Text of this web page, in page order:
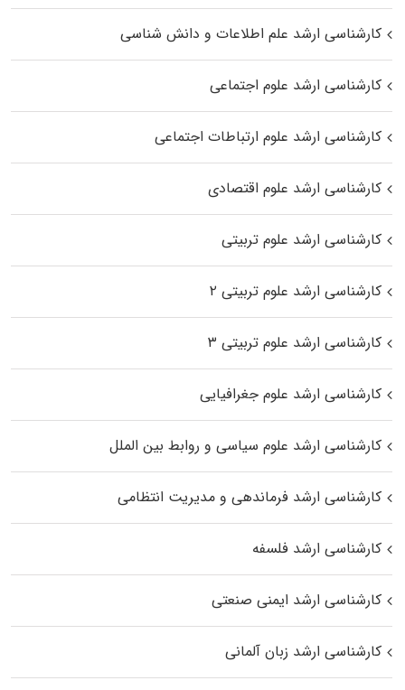
کارشناسی ارشد علم اطلاعات و دانش شناسی
کارشناسی ارشد علوم اجتماعی
کارشناسی ارشد علوم ارتباطات اجتماعی
کارشناسی ارشد علوم اقتصادی
کارشناسی ارشد علوم تربیتی
کارشناسی ارشد علوم تربیتی ۲
کارشناسی ارشد علوم تربیتی ۳
کارشناسی ارشد علوم جغرافیایی
کارشناسی ارشد علوم سیاسی و روابط بین الملل
کارشناسی ارشد فرماندهی و مدیریت انتظامی
کارشناسی ارشد فلسفه
کارشناسی ارشد ایمنی صنعتی
کارشناسی ارشد زبان آلمانی